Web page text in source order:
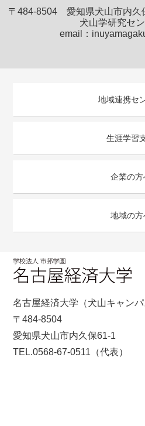
〒484-8504 愛知県犬山市内
犬山学研究セ
email：
地域連携セ
生涯学習
企業の方
地域の方
名古屋経済大学（犬山キャンパ
〒484-8504
愛知県犬山市内久保61-1
TEL.0568-67-0511（代表）